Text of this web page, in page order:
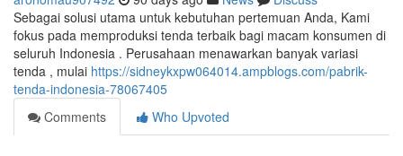
Sebagai solusi utama untuk kebutuhan pertemuan Anda, Kami
fokus pada memproduksi tenda terbaik bagi macam konsumen di
seluruh Indonesia . Perusahaan menawarkan banyak variasi
tenda , mulai https://sidneykxpw064014.ampblogs.com/pabrik-
tenda-indonesia-78067405
Comments
Who Upvoted